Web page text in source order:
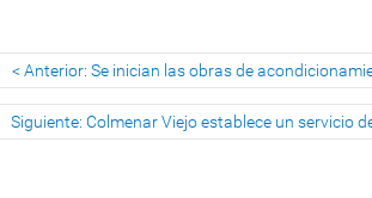
Anterior: Se inician las obras de
Siguiente: Colmenar Viejo establece un servicio